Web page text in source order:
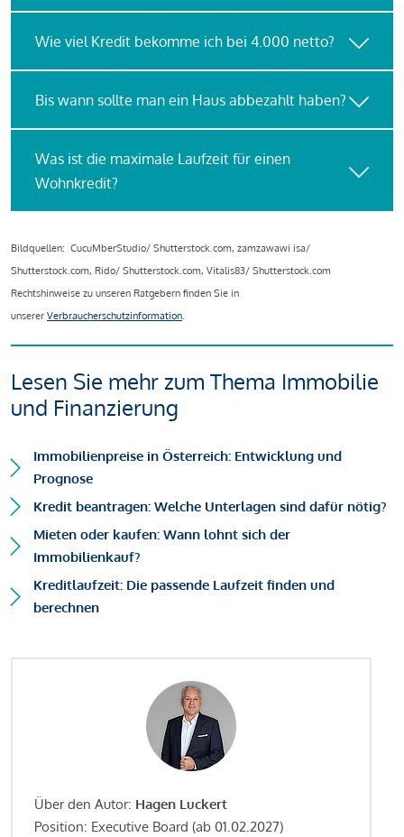
Wie viel Kredit bekomme ich bei 4.000 netto?
Bis wann sollte man ein Haus abbezahlt haben?
Was ist die maximale Laufzeit für einen
Wohnkredit?
Bildquellen: CucuMberStudio/ Shutterstock.com, zamzawawi isa/
Shutterstock.com, Rido/ Shutterstock.com, Vitalis83/ Shutterstock.com
Rechtshinweise zu unseren Ratgebern finden Sie in
unserer Verbraucherschutzinformation.
Lesen Sie mehr zum Thema Immobilie
und Finanzierung
Immobilienpreise in Österreich: Entwicklung und
Prognose
Kredit beantragen: Welche Unterlagen sind dafür nötig?
Mieten oder kaufen: Wann lohnt sich der
Immobilienkauf?
Kreditlaufzeit: Die passende Laufzeit finden und
berechnen
Über den Autor: Hagen Luckert
Position: Executive Board (ab 01.02.2027)